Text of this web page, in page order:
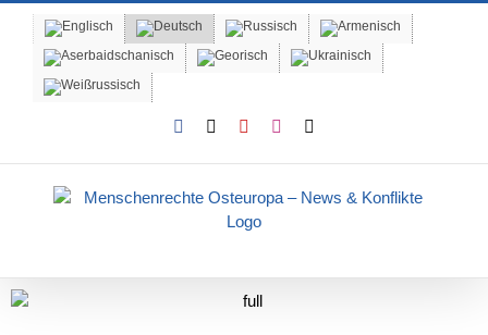
content
Facebook YouTubeInstagram